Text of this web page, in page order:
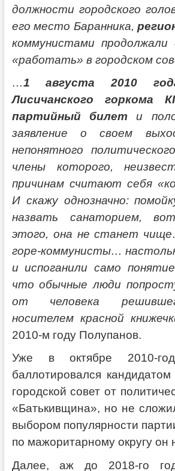
должности городского
его место Баранника,
коммунистами продолжали
«работать» в городском
…1 августа 2010
Лисичанского горкома
партийный билет и
заявление о своем
непонятного
члены которого,
причинам считают себя
И скажу однозначно:
назвать санаторием,
этого, она не станет
горе-коммунисты…
и испоганили само
что обычные люди
от человека
носителем красной
2010-м году Полупанов.
Уже в октябре 2010-
баллотировался
городской совет от
«Батькивщина», но не
выбором популярности
по мажоритарному округу он
Далее, аж до 2018-го